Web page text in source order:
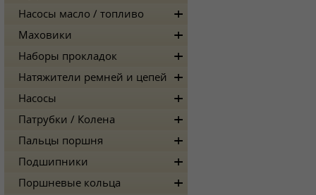
Насосы масло / топливо
Маховики
Наборы прокладок
Натяжители ремней и цепей
Насосы
Патрубки / Колена
Пальцы поршня
Подшипники
Поршневые кольца